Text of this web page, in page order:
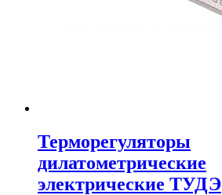
Терморегуляторы
дилатометрические
электрические ТУДЭ